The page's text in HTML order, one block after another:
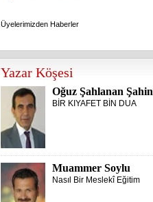
Üyelerimizden Haberler
Yazar Köşesi
Oğuz Şahlanan Şahin
BİR KIYAFET BİN DUA
Muammer Soylu
Nasıl Bir Meslekî Eğitim